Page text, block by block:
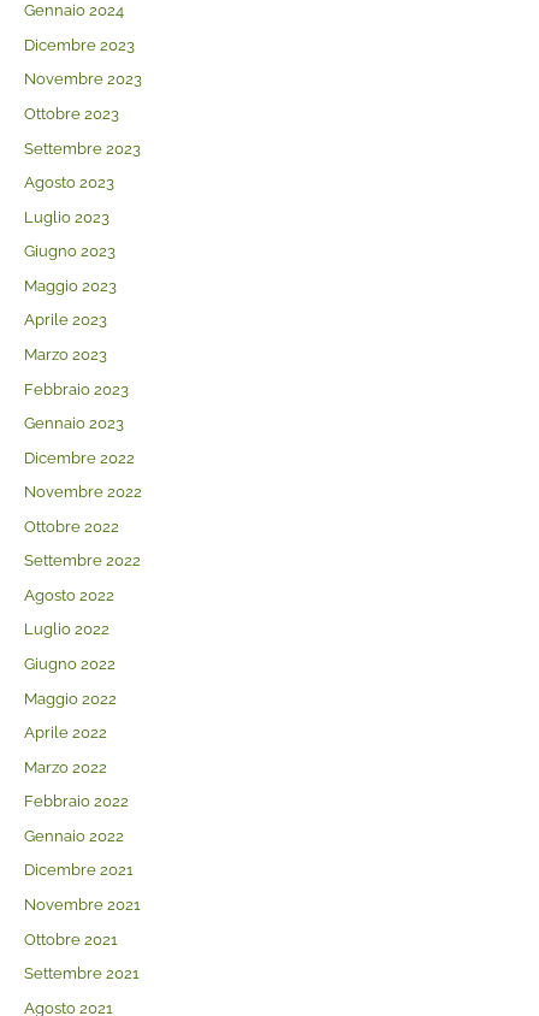
Gennaio 2024
Dicembre 2023
Novembre 2023
Ottobre 2023
Settembre 2023
Agosto 2023
Luglio 2023
Giugno 2023
Maggio 2023
Aprile 2023
Marzo 2023
Febbraio 2023
Gennaio 2023
Dicembre 2022
Novembre 2022
Ottobre 2022
Settembre 2022
Agosto 2022
Luglio 2022
Giugno 2022
Maggio 2022
Aprile 2022
Marzo 2022
Febbraio 2022
Gennaio 2022
Dicembre 2021
Novembre 2021
Ottobre 2021
Settembre 2021
Agosto 2021